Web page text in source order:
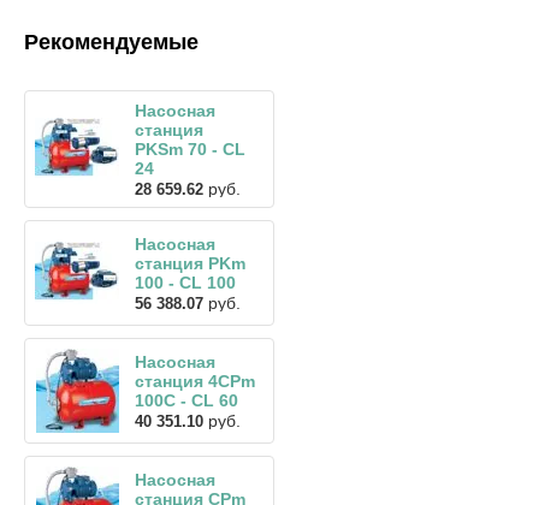
Рекомендуемые
Насосная
станция
PKSm 70 - CL
24
28 659.62 руб.
Насосная
станция PKm
100 - CL 100
56 388.07 руб.
Насосная
станция 4CPm
100C - CL 60
40 351.10 руб.
Насосная
станция CPm